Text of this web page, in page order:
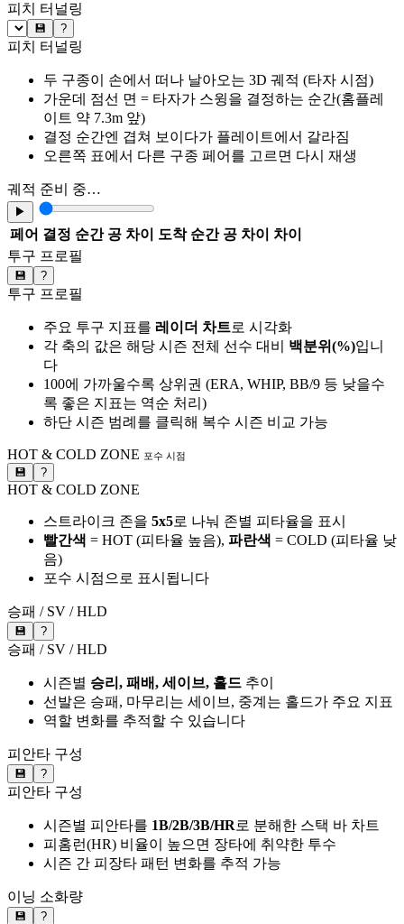
피치 터널링
💾 ?
피치 터널링
두 구종이 손에서 떠나 날아오는 3D 궤적 (타자 시점)
가운데 점선 면 = 타자가 스윙을 결정하는 순간(홈플레
이트 약 7.3m 앞)
결정 순간엔 겹쳐 보이다가 플레이트에서 갈라짐
오른쪽 표에서 다른 구종 페어를 고르면 다시 재생
궤적 준비 중…
▶
페어 결정 순간 공 차이 도착 순간 공 차이
차이
투구 프로필
💾 ?
투구 프로필
주요 투구 지표를 레이더 차트로 시각화
각 축의 값은 해당 시즌 전체 선수 대비 백분위(%)입니
다
100에 가까울수록 상위권 (ERA, WHIP, BB/9 등 낮을수
록 좋은 지표는 역순 처리)
하단 시즌 범례를 클릭해 복수 시즌 비교 가능
HOT & COLD ZONE 포수 시점
💾 ?
HOT & COLD ZONE
스트라이크 존을 5x5로 나눠 존별 피타율을 표시
빨간색 = HOT (피타율 높음), 파란색 = COLD (피타율 낮
음)
포수 시점으로 표시됩니다
승패 / SV / HLD
💾 ?
승패 / SV / HLD
시즌별 승리, 패배, 세이브, 홀드 추이
선발은 승패, 마무리는 세이브, 중계는 홀드가 주요 지표
역할 변화를 추적할 수 있습니다
피안타 구성
💾 ?
피안타 구성
시즌별 피안타를 1B/2B/3B/HR로 분해한 스택 바 차트
피홈런(HR) 비율이 높으면 장타에 취약한 투수
시즌 간 피장타 패턴 변화를 추적 가능
이닝 소화량
💾 ?